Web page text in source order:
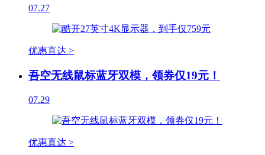
07.27
优惠直达 >
吾空无线鼠标蓝牙双模，领券仅19元！
07.29
优惠直达 >